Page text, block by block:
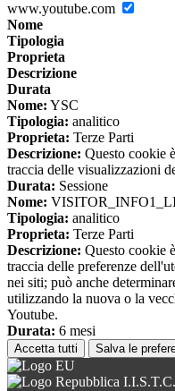
www.youtube.com
Nome
Tipologia
Proprieta
Descrizione
Durata
Nome: YSC
Tipologia: analitico
Proprieta: Terze Parti
Descrizione: Questo cookie
traccia delle visualizzazioni
Durata: Sessione
Nome:
Tipologia: analitico
Proprieta: Terze Parti
Descrizione: Questo cookie
traccia delle preferenze
nei siti; può anche
utilizzando la nuova o la
Youtube.
Durata: 6 mesi
Accetta tutti Salva le